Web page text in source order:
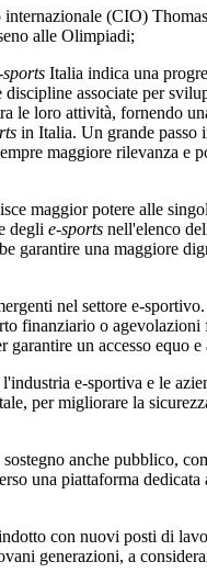
(CIO) Thomas
alle Olimpiadi;
sports Italia indica una
associate per
le loro attività, fornendo
in Italia. Un grande passo
maggiore rilevanza e
potere alle
degli e-sports nell'elenco
garantire una maggiore
nel settore e-sportivo.
finanziario o
un accesso equo
e-sportiva e le
per migliorare la
anche pubblico,
una piattaforma dedicata
con nuovi posti di
generazioni, a